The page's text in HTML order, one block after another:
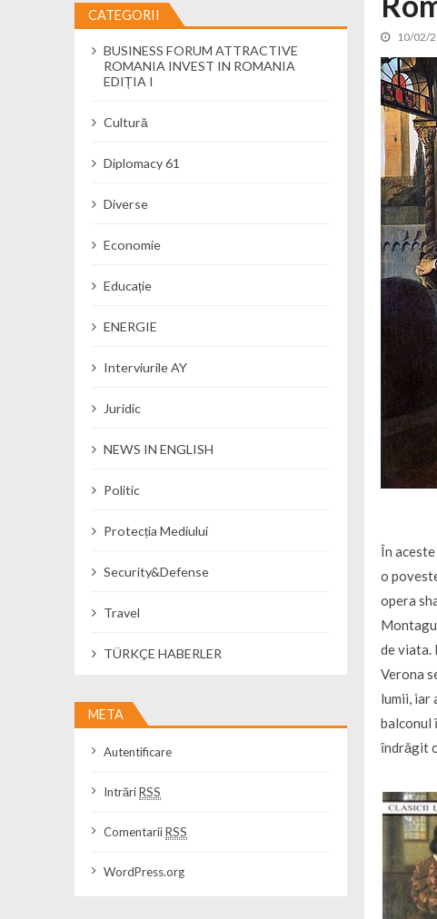
Cseke Attila: Am creat, până în prezent,
Încă o creșă modernă pentru Alba: 40 de
Ministerul Mediului derulează
Percheziții și flagrant în Neamț: canabis
Ministerul Apărării Naționale participă
Dobânzi de pânã la 7,50% la ediția
MMAP pune în consultare publică
10/02/
În
o
opera
de viata.
Verona
lumii, iar
balconul
ȋndrǎgit
CATEGORII
BUSINESS FORUM ATTRACTIVE
ROMANIA INVEST IN ROMANIA
EDIȚIA I
Cultură
Diplomacy 61
Diverse
Economie
Educație
ENERGIE
Interviurile AY
Juridic
NEWS IN ENGLISH
Politic
Protecția Mediului
Security&Defense
Travel
TÜRKÇE HABERLER
META
Autentificare
IntrăriRSS
ComentariiRSS
WordPress.org